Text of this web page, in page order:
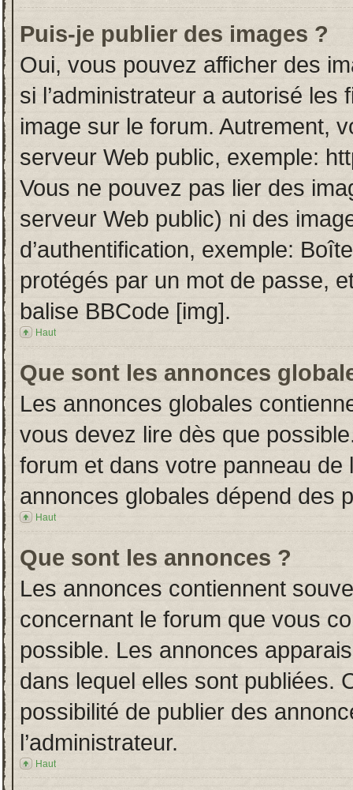
Puis-je publier des images ?
Oui, vous pouvez afficher des
si l’administrateur a autorisé
image sur le forum. Autrement,
serveur Web public, exemple:
Vous ne pouvez pas lier des
serveur Web public) ni des
d’authentification, exemple:
protégés par un mot de passe,
balise BBCode [img].
Haut
Que sont les annonces
Les annonces globales
vous devez lire dès que
forum et dans votre panneau de
annonces globales dépend des
Haut
Que sont les annonces ?
Les annonces contiennent
concernant le forum que vous
possible. Les annonces
dans lequel elles sont publiées.
possibilité de publier des
l’administrateur.
Haut